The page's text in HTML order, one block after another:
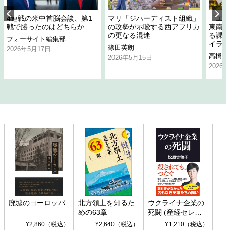
4連戦の米中首脳会談、第1
戦で勝ったのはどちらか
フォーサイト編集部
2026年5月17日
マリ「ジハーディスト組織」
の攻勢が示唆する西アフリカ
の更なる混迷
篠田英朗
2026年5月15日
「
東南
る課
イラ
高橋
2026
廃墟のヨーロッパ
¥2,860（税込）
北方領土を知るた
めの63章
¥2,640（税込）
ウクライナ企業の
死闘 (産経セレク
ト S 039)¥1,210（税込）